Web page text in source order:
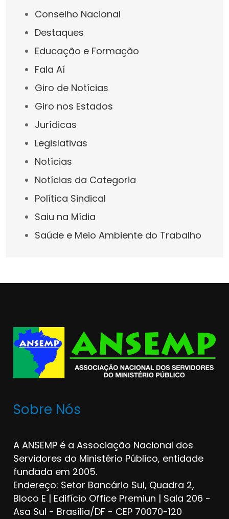
Conselho Nacional
Destaques
Educação e Formação
Fala Aí
Giro de Notícias
Giro nos Estados
Jurídicas
Legislativas
Notícias
Notícias da Categoria
Política Sindical
Saiu na Mídia
Saúde e Meio Ambiente do Trabalho
Sobre Nós
A ANSEMP é a Associação Nacional dos
Servidores do Ministério Público, entidade
fundada em 2005.
Endereço: Setor Bancário Sul, Quadra 2,
Bloco E | Edifício Office Premiun | Sala 206 -
Asa Sul - Brasília/DF - CEP 70070-120